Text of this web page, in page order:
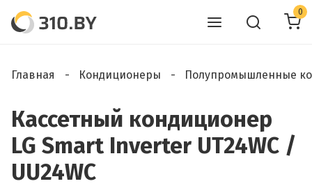
0
Главная Кондиционеры Полупромышленные
Кассетный кондиционер
LG Smart Inverter UT24WC /
UU24WC